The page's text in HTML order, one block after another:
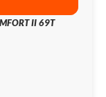
II 69T